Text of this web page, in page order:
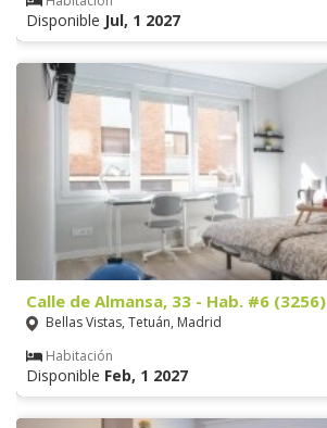
Disponible Jul, 1 2027
Calle de Almansa, 33 - Hab. #6 (3256)
Bellas Vistas, Tetuán, Madrid
Habitación
Disponible Feb, 1 2027